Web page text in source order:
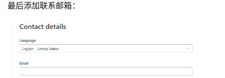
最后添加联系邮箱：